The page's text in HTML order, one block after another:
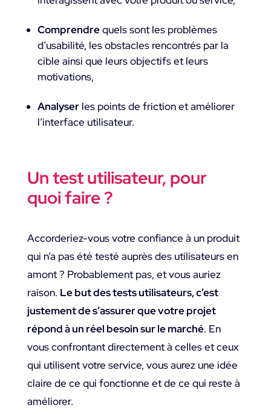
Comprendrequels sont les problèmes
d’usabilité, les obstacles rencontrés par la
cible ainsi que leurs objectifs et leurs
motivations,
Analyserles points de friction et améliorer
l’interface utilisateur.
Un test utilisateur, pour
quoi faire ?
Accorderiez-vous votre confiance à un produit
qui n’a pas été testé auprès des utilisateurs en
amont ? Probablement pas, et vous auriez
raison. Le but des tests utilisateurs, c’est
justement de s’assurer que votre projet
répond à un réel besoin sur le marché. En
vous confrontant directement à celles et ceux
qui utilisent votre service, vous aurez une idée
claire de ce qui fonctionne et de ce qui reste à
améliorer.